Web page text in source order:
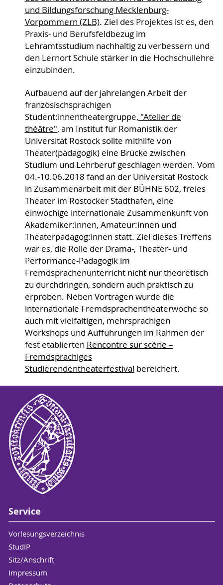
und Bildungsforschung Mecklenburg-
Vorpommern (ZLB). Ziel des Projektes ist es, den
Praxis- und Berufsfeldbezug im
Lehramtsstudium nachhaltig zu verbessern und
den Lernort Schule stärker in die Hochschullehre
einzubinden.
Aufbauend auf der jahrelangen Arbeit der
französischsprachigen
Student:innentheatergruppe, "Atelier de
théâtre", am Institut für Romanistik der
Universität Rostock sollte mithilfe von
Theater(pädagogik) eine Brücke zwischen
Studium und Lehrberuf geschlagen werden. Vom
04.-10.06.2018 fand an der Universität Rostock
in Zusammenarbeit mit der BÜHNE 602, freies
Theater im Rostocker Stadthafen, eine
einwöchige internationale Zusammenkunft von
Akademiker:innen, Amateur:innen und
Theaterpädagog:innen statt. Ziel dieses Treffens
war es, die Rolle der Drama-, Theater- und
Performance-Pädagogik im
Fremdsprachenunterricht nicht nur theoretisch
zu durchdringen, sondern auch praktisch zu
erproben. Neben Vorträgen wurde die
internationale Fremdsprachentheaterwoche so
auch mit vielfältigen, mehrsprachigen
Workshops und Aufführungen im Rahmen der
fest etablierten Rencontre sur scène –
Fremdsprachiges
Studierendentheaterfestival bereichert.
Service
Vorlesungsverzeichnis
StudIP
Sitz/Anschrift
Impressum